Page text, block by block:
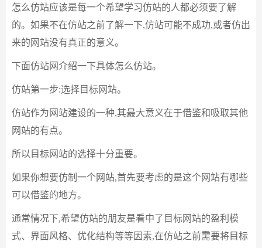
怎么仿站应该是每一个希望学习仿站的人都必须要了解
的。如果不在仿站之前了解一下,仿站可能不成功,或者仿出
来的网站没有真正的意义。
下面仿站网介绍一下具体怎么仿站。
仿站第一步:选择目标网站。
仿站作为网站建设的一种,其最大意义在于借鉴和吸取其他
网站的有点。
所以目标网站的选择十分重要。
如果你想要仿制一个网站,首先要考虑的是这个网站有哪些
可以借鉴的地方。
通常情况下,希望仿站的朋友是看中了目标网站的盈利模
式、界面风格、优化结构等等因素,在仿站之前需要将目标